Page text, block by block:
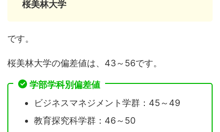
桜美林大学
です。
桜美林大学の偏差値は、43～56です。
学部学科別偏差値
ビジネスマネジメント学群：45～49
教育探究科学群：46～50